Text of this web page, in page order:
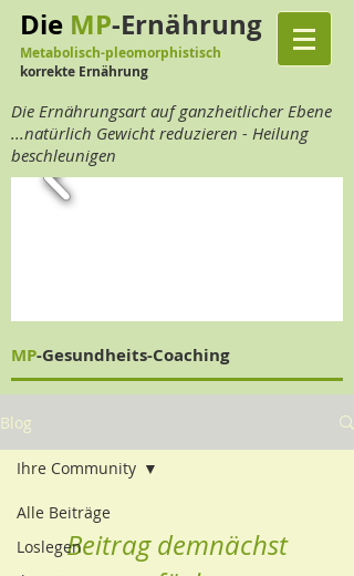
Die MP-Ernährung
Metabolisch-pleomorphistisch
korrekte Ernährung
Die Ernährungsart auf ganzheitlicher Ebene
...natürlich Gewicht reduzieren - Heilung
beschleunigen
MP-Gesundheits-Coaching
Blog
Alle Beiträge
Loslegen
Ihre Community
Beitrag demnächst